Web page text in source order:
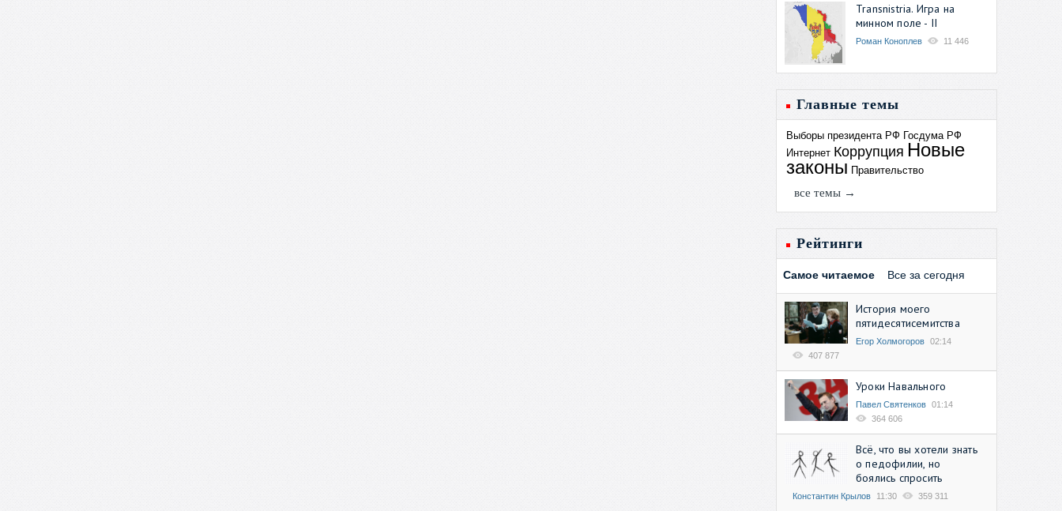
Transnistria. Игра на
минном поле - II
Роман Коноплев 11 446
Главные темы
Выборы президента РФ Госдума РФ
Интернет Коррупция Новые
законы Правительство
все темы →
Рейтинги
Самое читаемое Все за сегодня
История моего
пятидесятисемитства
Егор Холмогоров 02:14
407 877
Уроки Навального
Павел Святенков 01:14
364 606
Всё, что вы хотели знать
о педофилии, но
боялись спросить
Константин Крылов 11:30 359 311